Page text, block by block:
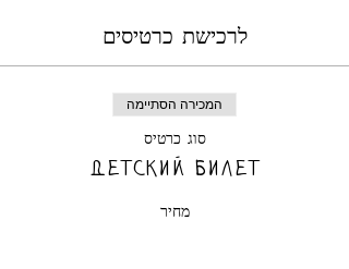
לרכישת כרטיסים
המכירה הסתיימה
סוג כרטיס
Детский билет
מחיר